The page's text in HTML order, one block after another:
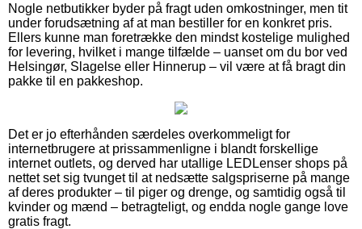
Nogle netbutikker byder på fragt uden omkostninger, men tit
under forudsætning af at man bestiller for en konkret pris.
Ellers kunne man foretrække den mindst kostelige mulighed
for levering, hvilket i mange tilfælde – uanset om du bor ved
Helsingør, Slagelse eller Hinnerup – vil være at få bragt din
pakke til en pakkeshop.
Det er jo efterhånden særdeles overkommeligt for
internetbrugere at prissammenligne i blandt forskellige
internet outlets, og derved har utallige LEDLenser shops på
nettet set sig tvunget til at nedsætte salgspriserne på mange
af deres produkter – til piger og drenge, og samtidig også til
kvinder og mænd – betragteligt, og endda nogle gange love
gratis fragt.